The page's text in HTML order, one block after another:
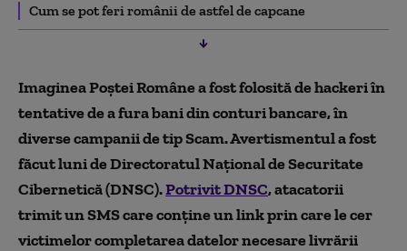
Cum se pot feri românii de astfel de capcane
Imaginea Poștei Române a fost folosită de hackeri în
tentative de a fura bani din conturi bancare, în
diverse campanii de tip Scam. Avertismentul a fost
făcut luni de Directoratul Naţional de Securitate
Cibernetică (DNSC).Potrivit DNSC, atacatorii
trimit un SMS care conţine un link prin care le cer
victimelor completarea datelor necesare livrării